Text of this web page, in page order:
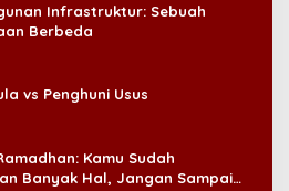
Infrastruktur: Sebuah
Berbeda
vs Penghuni Usus
Kamu Sudah
Banyak Hal, Jangan Sampai